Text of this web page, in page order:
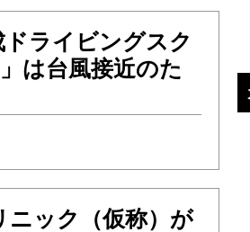
ライビングスク
は台風接近のた
ニック（仮称）が